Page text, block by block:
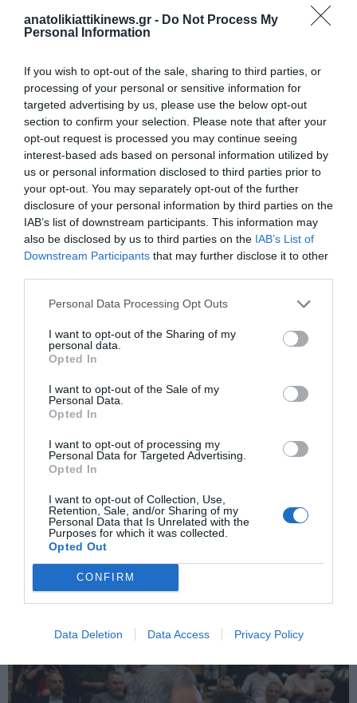
anatolikiattikinews.gr - Do Not Process My
Personal Information
If you wish to opt-out of the sale, sharing to third parties, or
processing of your personal or sensitive information for
targeted advertising by us, please use the below opt-out
section to confirm your selection. Please note that after your
opt-out request is processed you may continue seeing
interest-based ads based on personal information utilized by
us or personal information disclosed to third parties prior to
your opt-out. You may separately opt-out of the further
disclosure of your personal information by third parties on the
IAB’s list of downstream participants. This information may
also be disclosed by us to third parties on the IAB’s List of
Downstream Participants that may further disclose it to other
Personal Data Processing Opt Outs
I want to opt-out of the Sharing of my
personal data.
Opted In
I want to opt-out of the Sale of my
Personal Data.
Opted In
I want to opt-out of processing my
Personal Data for Targeted Advertising.
Opted In
I want to opt-out of Collection, Use,
Retention, Sale, and/or Sharing of my
Personal Data that Is Unrelated with the
Purposes for which it was collected.
Opted Out
CONFIRM
Data Deletion Data Access Privacy Policy
έρευνες και ποτέ άλλοτε δεν είχαμε τόσα δεδομένα. Πλέον
διαθέτουμε μια ευρεία έρευνα που πραγματοποίησαν οι
εγχώριες και ξένες εταιρείες. Χρειάζονται χρόνο για να τα
αξιολογήσουν και θέλω να πιστεύω ότι θα είναι σε θέση να
λάβουν την τελική επενδυτική απόφαση ως το 2025 ή νωρίτερα
για να πραγματοποιήσουν ερευνητικές γεωτρήσεις το 2026”.
Στόχος της κυβέρνησης είναι η εγχώρια παραγωγή να μειώσει
τις εισαγωγές ορυκτών καυσίμων προς όφελος των
καταναλωτών. Σε κάθε περίπτωση, η επιτάχυνση της πράσινης
μετάβασης δεν σημαίνει ότι δεν ταιριάζει με τις έρευνες
υδρογονανθράκων, εκτιμά η υφυπουργός.
energypress
ΠΡΟΗΓΟΎΜΕΝΗ ΑΝΆΡΤΗΣΗ
Σκηνές από χολιγουντιανή παραγωγή έζησαν οι λιμενικές
ΕΠΌΜΕΝΗ ΑΝΆΡΤΗΣΗ
Τζόνσον: Εξαιρετικά δύσκολο ζήτημα η επιστροφή των
Γλυπτών του Παρθενώνα στην Ελλάδα
ΣΧΕΤΙΚΈΣ ΑΝΑΡΤΉΣΕΙΣ